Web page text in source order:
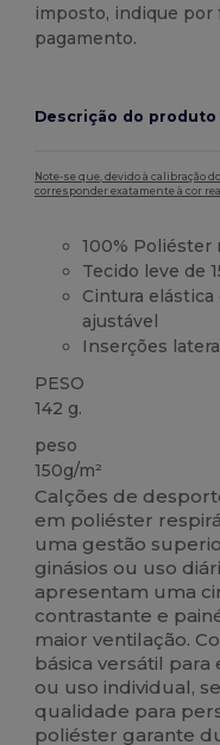
imposto, indique por
pagamento.
Descrição do produto
Note-se que, devido à calibração
corresponder exatamente à cor
100% Poliéster
Tecido leve de
Cintura
ajustável
Inserções
PESO
142 g.
peso
150g/m²
Calções de
em poliéster
uma gestão
ginásios ou uso
apresentam uma
contrastante e
maior ventilação.
básica versátil
ou uso individual,
qualidade para
poliéster garante